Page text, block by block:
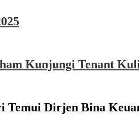
Kunjungi Tenant
Dirjen Bina